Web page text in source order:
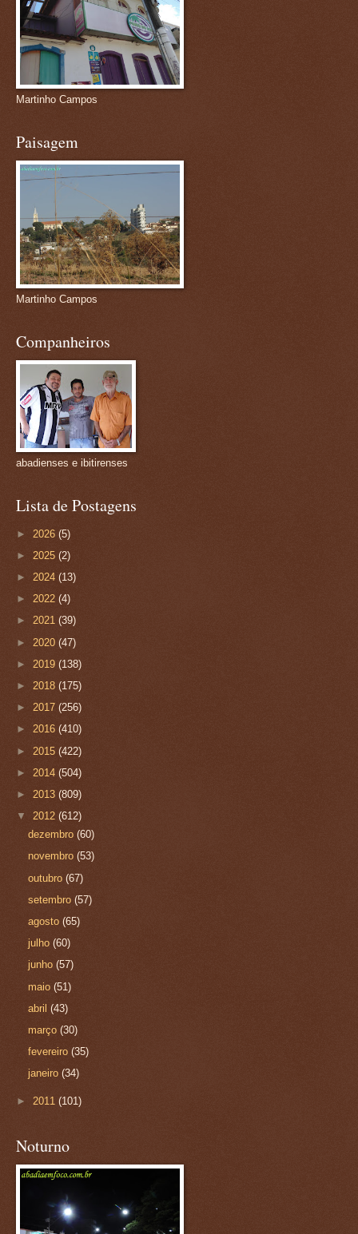
Martinho Campos
Paisagem
Martinho Campos
Companheiros
abadienses e ibitirenses
Lista de Postagens
► 2026 (5)
► 2025 (2)
► 2024 (13)
► 2022 (4)
► 2021 (39)
► 2020 (47)
► 2019 (138)
► 2018 (175)
► 2017 (256)
► 2016 (410)
► 2015 (422)
► 2014 (504)
► 2013 (809)
▼ 2012 (612)
dezembro(60)
novembro(53)
outubro(67)
setembro(57)
agosto(65)
julho(60)
junho(57)
maio(51)
abril(43)
março(30)
fevereiro(35)
janeiro(34)
► 2011 (101)
Noturno